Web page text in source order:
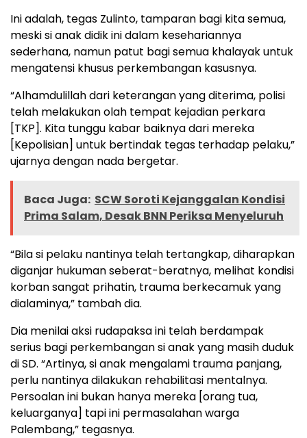
Ini adalah, tegas Zulinto, tamparan bagi kita semua,
meski si anak didik ini dalam kesehariannya
sederhana, namun patut bagi semua khalayak untuk
mengatensi khusus perkembangan kasusnya.
“Alhamdulillah dari keterangan yang diterima, polisi
telah melakukan olah tempat kejadian perkara
[TKP]. Kita tunggu kabar baiknya dari mereka
[Kepolisian] untuk bertindak tegas terhadap pelaku,”
ujarnya dengan nada bergetar.
Baca Juga: SCW Soroti Kejanggalan Kondisi
Prima Salam, Desak BNN Periksa Menyeluruh
“Bila si pelaku nantinya telah tertangkap, diharapkan
diganjar hukuman seberat-beratnya, melihat kondisi
korban sangat prihatin, trauma berkecamuk yang
dialaminya,” tambah dia.
Dia menilai aksi rudapaksa ini telah berdampak
serius bagi perkembangan si anak yang masih duduk
di SD. “Artinya, si anak mengalami trauma panjang,
perlu nantinya dilakukan rehabilitasi mentalnya.
Persoalan ini bukan hanya mereka [orang tua,
keluarganya] tapi ini permasalahan warga
Palembang,” tegasnya.